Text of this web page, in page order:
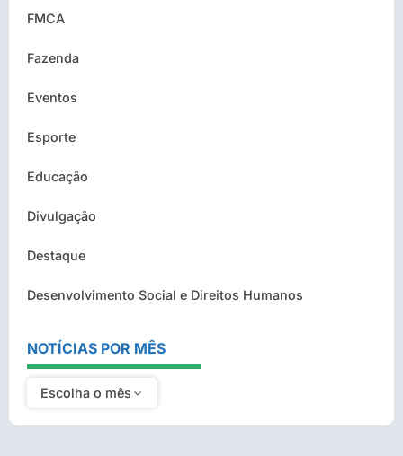
FMCA
Fazenda
Eventos
Esporte
Educação
Divulgação
Destaque
Desenvolvimento Social e Direitos Humanos
NOTÍCIAS POR MÊS
Escolha o mês